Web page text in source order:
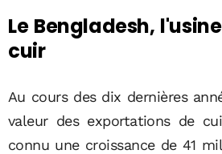
Le Bengladesh,
cuir
Au cours des dix dernières
valeur des exportations de
connu une croissance de 41